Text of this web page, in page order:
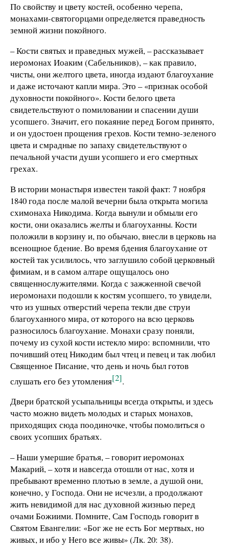
По свойству и цвету костей, особенно черепа,
монахами-святогорцами определяется праведность
земной жизни покойного.
– Кости святых и праведных мужей, – рассказывает
иеромонах Иоаким (Сабельников), – как правило,
чисты, они желтого цвета, иногда издают благоухание
и даже источают капли мира. Это – «признак особой
духовности покойного». Кости белого цвета
свидетельствуют о помиловании и спасении души
усопшего. Значит, его покаяние перед Богом принято,
и он удостоен прощения грехов. Кости темно-зеленого
цвета и смрадные по запаху свидетельствуют о
печальной участи души усопшего и его смертных
грехах.
В истории монастыря известен такой факт: 7 ноября
1840 года после малой вечерни была открыта могила
схимонаха Никодима. Когда вынули и обмыли его
кости, они оказались желты и благоуханны. Кости
положили в корзину и, по обычаю, внесли в церковь на
всенощное бдение. Во время бдения благоухание от
костей так усилилось, что заглушило собой церковный
фимиам, и в самом алтаре ощущалось оно
священнослужителями. Когда с зажженной свечой
иеромонахи подошли к костям усопшего, то увидели,
что из ушных отверстий черепа текли две струи
благоуханного мира, от которого на всю церковь
разносилось благоухание. Монахи сразу поняли,
почему из сухой кости истекло миро: вспомнили, что
почивший отец Никодим был чтец и певец и так любил
Священное Писание, что день и ночь был готов
слушать его без утомления[2].
Двери братской усыпальницы всегда открыты, и здесь
часто можно видеть молодых и старых монахов,
приходящих сюда поодиночке, чтобы помолиться о
своих усопших братьях.
– Наши умершие братья, – говорит иеромонах
Макарий, – хотя и навсегда отошли от нас, хотя и
пребывают временно плотью в земле, а душой они,
конечно, у Господа. Они не исчезли, а продолжают
жить невидимой для нас духовной жизнью перед
очами Божиими. Помните, Сам Господь говорит в
Святом Евангелии: «Бог же не есть Бог мертвых, но
живых, и ибо у Него все живы» (Лк. 20: 38).